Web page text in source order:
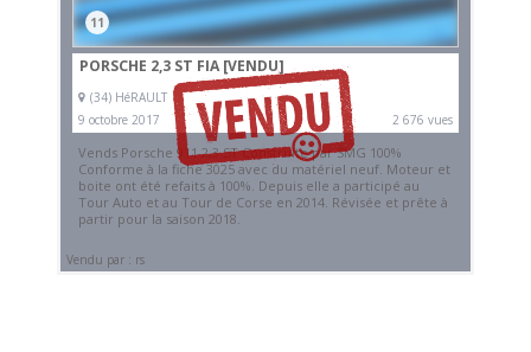
11
PORSCHE 2,3 ST FIA[VENDU]
(34) HéRAULT
9 octobre 2017
2 676 vues
Vends Porsche 911 2,3 ST Construite par SMG 100%
Conforme à la fiche 3025 avec du matériel neuf. Moteur et
boite ont été refaits à 100%. Depuis elle a participé au
Tour Auto et au Tour de Corse en 2014. Révisée et prête à
partir pour la saison 2018.
Vendu par : rs